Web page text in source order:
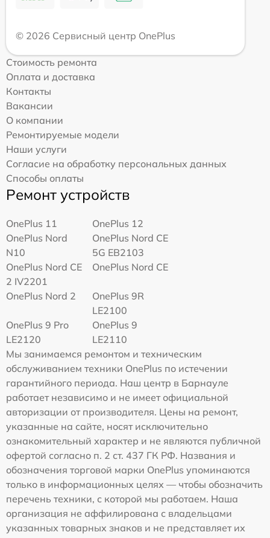
© 2026 Сервисный центр OnePlus
Стоимость ремонта
Оплата и доставка
Контакты
Вакансии
О компании
Ремонтируемые модели
Наши услуги
Согласие на обработку персональных данных
Способы оплаты
Ремонт устройств
OnePlus 11
OnePlus 12
OnePlus Nord
N10
OnePlus Nord CE
5G EB2103
OnePlus Nord CE
2 IV2201
OnePlus Nord CE
OnePlus Nord 2
OnePlus 9R
LE2100
OnePlus 9 Pro
LE2120
OnePlus 9
LE2110
Мы занимаемся ремонтом и техническим
обслуживанием техники OnePlus по истечении
гарантийного периода. Наш центр в Барнауле
работает независимо и не имеет официальной
авторизации от производителя. Цены на ремонт,
указанные на сайте, носят исключительно
ознакомительный характер и не являются публичной
офертой согласно п. 2 ст. 437 ГК РФ. Названия и
обозначения торговой марки OnePlus упоминаются
только в информационных целях — чтобы обозначить
перечень техники, с которой мы работаем. Наша
организация не аффилирована с владельцами
указанных товарных знаков и не представляет их